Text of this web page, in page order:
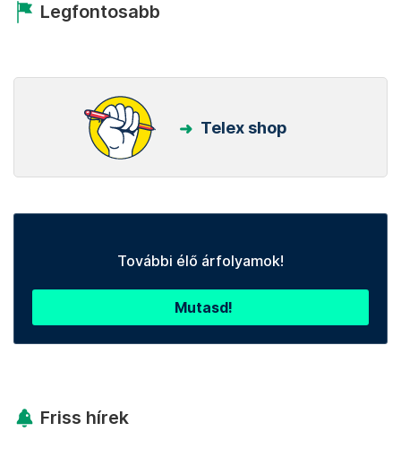
Legfontosabb
Telex shop
További élő árfolyamok!
Mutasd!
Friss hírek